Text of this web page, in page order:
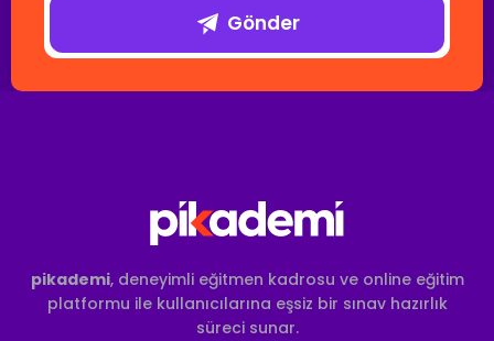
Gönder
pikademi, deneyimli eğitmen kadrosu ve online eğitim
platformu ile kullanıcılarına eşsiz bir sınav hazırlık
süreci sunar.